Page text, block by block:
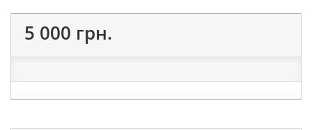
5 000 грн.